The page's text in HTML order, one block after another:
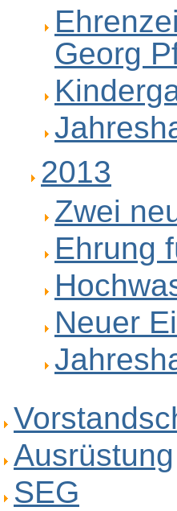
Georg
2013
Zwei
Ehrung
Neuer
Ausrüstung
SEG